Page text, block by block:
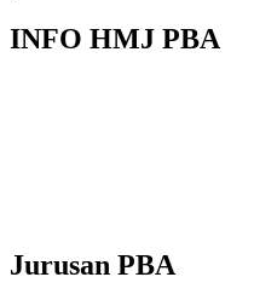
INFO HMJ PBA
Jurusan PBA